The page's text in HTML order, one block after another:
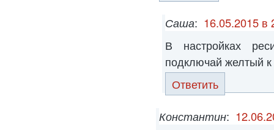
Саша: 16.05.2015 в
В настройках
подключай желтый
Ответить
Константин: